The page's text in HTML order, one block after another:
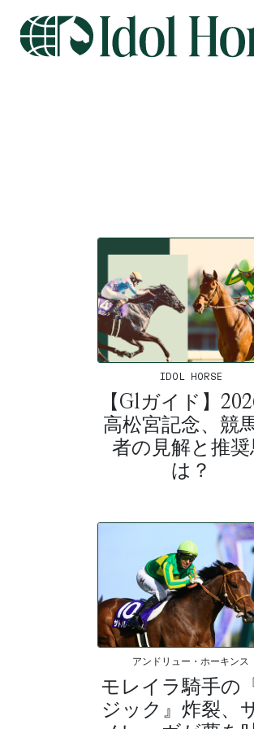
IDOL HORSE
【G1ガイド】
高松宮記念、競
者の見解と推
は？
アンドリュー・ホーキンス
モレイラ騎手の
ジック』炸裂、